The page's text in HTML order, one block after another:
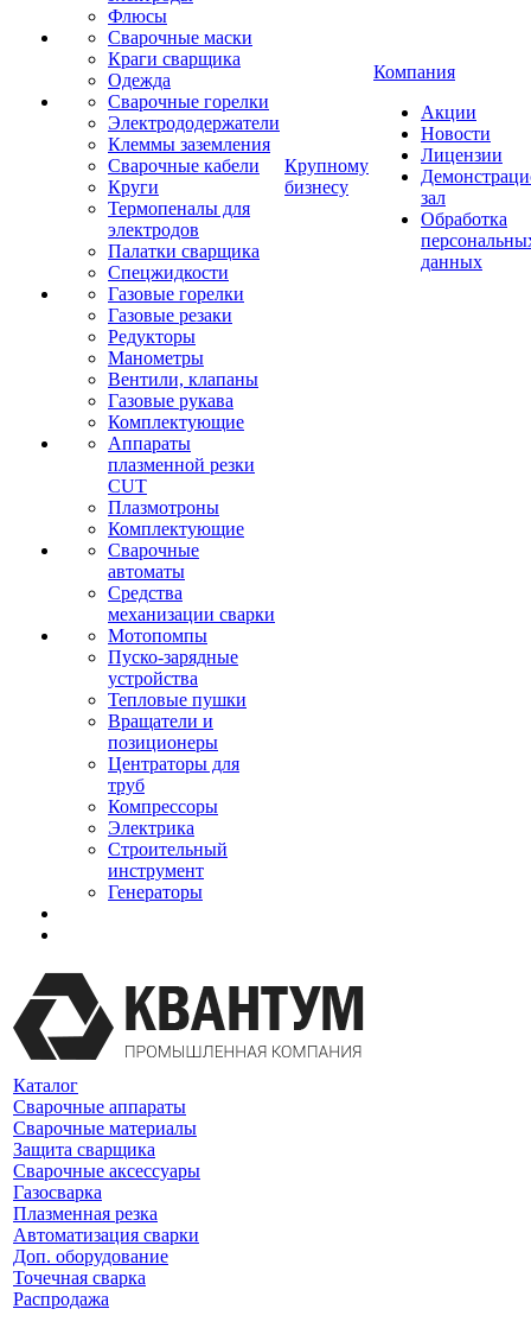
Флюсы
Сварочные маски
Краги сварщика
Одежда
Сварочные горелки
Электрододержатели
Клеммы заземления
Сварочные кабели
Круги
Термопеналы для
электродов
Палатки сварщика
Спецжидкости
Газовые горелки
Газовые резаки
Редукторы
Манометры
Вентили, клапаны
Газовые рукава
Комплектующие
Аппараты
плазменной резки
CUT
Плазмотроны
Комплектующие
Сварочные
автоматы
Средства
механизации сварки
Мотопомпы
Пуско-зарядные
устройства
Тепловые пушки
Вращатели и
позиционеры
Центраторы для
труб
Компрессоры
Электрика
Строительный
инструмент
Генераторы
Крупному
бизнесу
Компания
Акции
Новости
Лицензии
зал
Обработка
данных
Каталог
Сварочные аппараты
Сварочные материалы
Защита сварщика
Сварочные аксессуары
Газосварка
Плазменная резка
Автоматизация сварки
Доп. оборудование
Точечная сварка
Распродажа